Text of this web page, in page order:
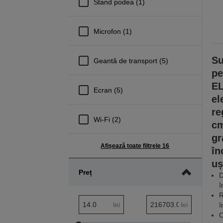
Stand podea (1)
Microfon (1)
Geantă de transport (5)
Ecran (5)
Wi-Fi (2)
Afișează toate filtrele 16
Preț
lei lei